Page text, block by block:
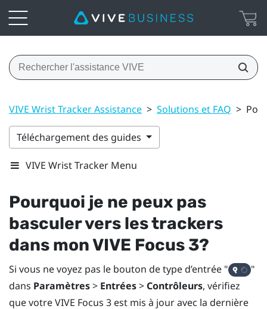
VIVE Wrist Tracker Assistance > Solutions et FAQ >
Téléchargement des guides
VIVE Wrist Tracker Menu
Pourquoi je ne peux pas
basculer vers les trackers
dans monVIVE Focus 3?
Si vous ne voyez pas le bouton de type d’entrée "‍
"‍
dans Paramètres> Entrées> Contrôleurs, vérifiez
que votreVIVE Focus 3 est mis à jour avec la dernière